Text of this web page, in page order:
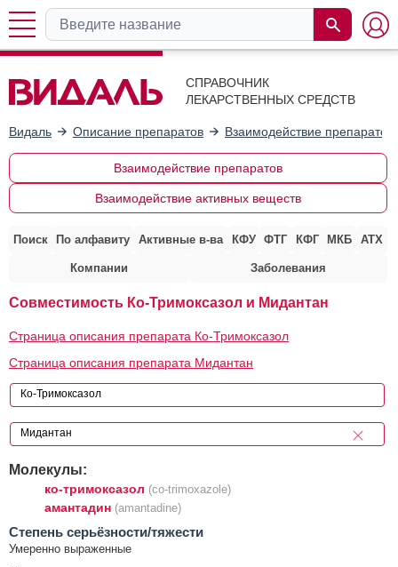
СПРАВОЧНИК
ЛЕКАРСТВЕННЫХ СРЕДСТВ
Видаль Описание препаратов Взаимодействие препаратов
Взаимодействие препаратов
Взаимодействие активных веществ
Поиск По алфавиту Активные в-ва КФУ ФТГ КФГ МКБ АТХ
Компании Заболевания
Совместимость Ко-Тримоксазол и Мидантан
Страница описания препарата Ко-Тримоксазол
Страница описания препарата Мидантан
Молекулы:
ко-тримоксазол (co-trimoxazole)
амантадин (amantadine)
Cтепень серьёзности/тяжести
Умеренно выраженные